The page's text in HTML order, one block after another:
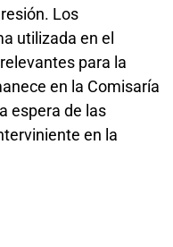
Los
utilizada en el
para la
en la Comisaría
espera de las
en la